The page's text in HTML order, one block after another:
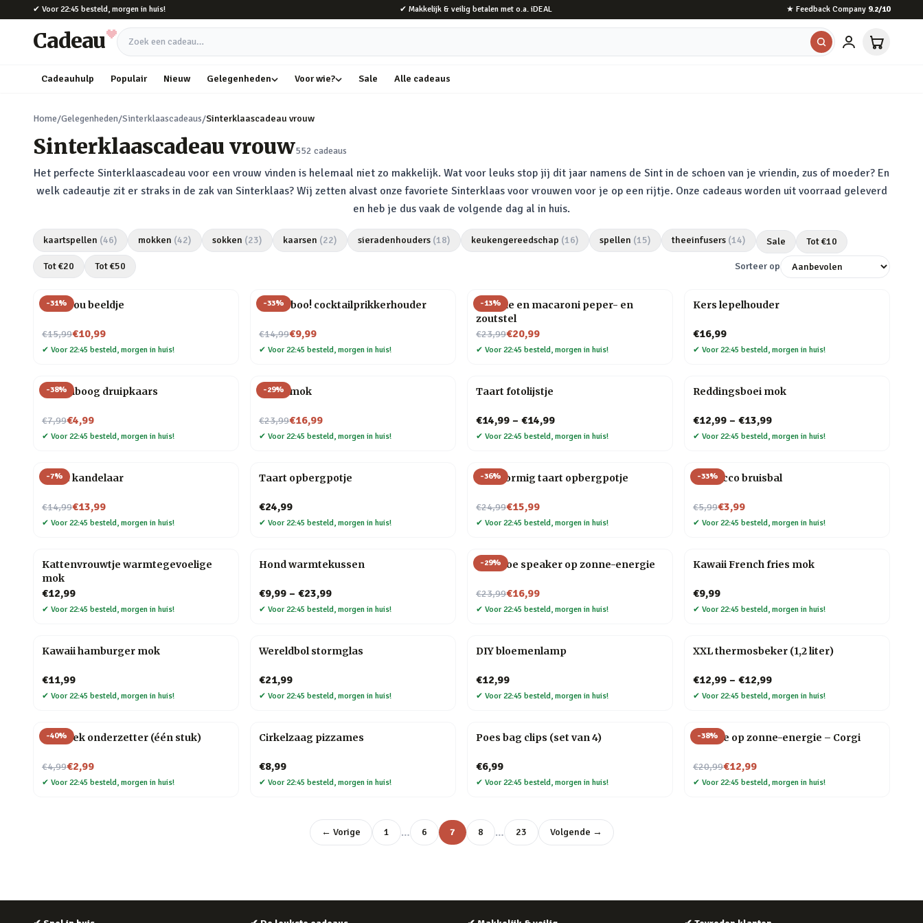
Naar hoofdinhoud
✔ Voor 22:45 besteld, morgen in huis! ✔ Makkelijk & veilig betalen met o.a. iDEAL ★ Feedback Company 9.2/10
Cadeau Zoek een cadeau
Cadeauhulp Populair Nieuw Gelegenheden Voor wie? Sale Alle cadeaus
Home/Gelegenheden/Sinterklaascadeaus/Sinterklaascadeau vrouw
Sinterklaascadeau vrouw552 cadeaus
Het perfecte Sinterklaascadeau voor een vrouw vinden is helemaal niet zo makkelijk. Wat voor leuks stop jij dit jaar namens de Sint in de schoen van je vriendin, zus of moeder? En
welk cadeautje zit er straks in de zak van Sinterklaas? Wij zetten alvast onze favoriete Sinterklaas voor vrouwen voor je op een rijtje. Onze cadeaus worden uit voorraad geleverd
en heb je dus vaak de volgende dag al in huis.
kaartspellen (46) mokken (42) sokken (23) kaarsen (22) sieradenhouders (18) keukengereedschap (16) spellen (15) theeinfusers (14) Sale Tot €10
Tot €20 Tot €50 Sorteer op
-31%
Love you beeldje
€15,99
Nu voor€10,99
✔ Voor 22:45 besteld, morgen in huis!
-33%
Pick a boo! cocktailprikkerhouder
€14,99
Nu voor€9,99
✔ Voor 22:45 besteld, morgen in huis!
-13%
Farfalle en macaroni peper- en
zoutstel
€23,99
Nu voor€20,99
✔ Voor 22:45 besteld, morgen in huis!
Kers lepelhouder
€16,99
✔ Voor 22:45 besteld, morgen in huis!
-38%
Regenboog druipkaars
€7,99
Nu voor€4,99
✔ Voor 22:45 besteld, morgen in huis!
-29%
Taart mok
€23,99
Nu voor€16,99
✔ Voor 22:45 besteld, morgen in huis!
Taart fotolijstje
€14,99 – €14,99
✔ Voor 22:45 besteld, morgen in huis!
Reddingsboei mok
€12,99 – €13,99
✔ Voor 22:45 besteld, morgen in huis!
-7%
Taart kandelaar
€14,99
Nu voor€13,99
✔ Voor 22:45 besteld, morgen in huis!
Taart opbergpotje
€24,99
✔ Voor 22:45 besteld, morgen in huis!
-36%
Hartvormig taart opbergpotje
€24,99
Nu voor€15,99
✔ Voor 22:45 besteld, morgen in huis!
-33%
Prosecco bruisbal
€5,99
Nu voor€3,99
✔ Voor 22:45 besteld, morgen in huis!
Kattenvrouwtje warmtegevoelige
mok
€12,99
✔ Voor 22:45 besteld, morgen in huis!
Hond warmtekussen
€9,99 – €23,99
✔ Voor 22:45 besteld, morgen in huis!
-29%
Bamboe speaker op zonne-energie
€23,99
Nu voor€16,99
✔ Voor 22:45 besteld, morgen in huis!
Kawaii French fries mok
€9,99
✔ Voor 22:45 besteld, morgen in huis!
Kawaii hamburger mok
€11,99
✔ Voor 22:45 besteld, morgen in huis!
Wereldbol stormglas
€21,99
✔ Voor 22:45 besteld, morgen in huis!
DIY bloemenlamp
€12,99
✔ Voor 22:45 besteld, morgen in huis!
XXL thermosbeker (1,2 liter)
€12,99 – €12,99
✔ Voor 22:45 besteld, morgen in huis!
-40%
Mozaïek onderzetter (één stuk)
€4,99
Nu voor€2,99
✔ Voor 22:45 besteld, morgen in huis!
Cirkelzaag pizzames
€8,99
✔ Voor 22:45 besteld, morgen in huis!
Poes bag clips (set van 4)
€6,99
✔ Voor 22:45 besteld, morgen in huis!
-38%
Hondje op zonne-energie – Corgi
€20,99
Nu voor€12,99
✔ Voor 22:45 besteld, morgen in huis!
← Vorige 1 … 6 7 8 … 23 Volgende →